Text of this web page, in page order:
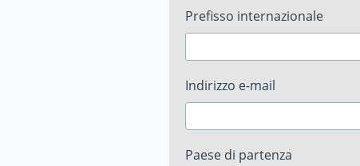
Prefisso internazionale
Indirizzo e-mail
Paese di partenza